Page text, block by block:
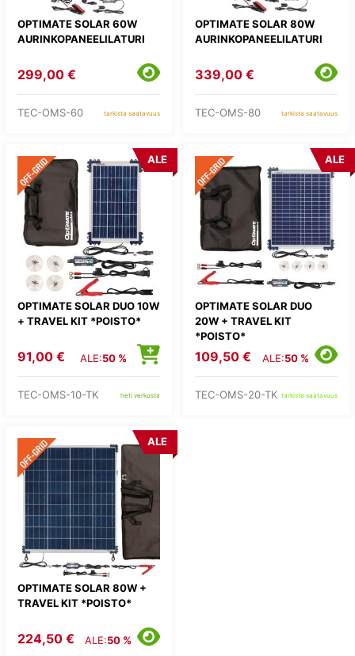
OPTIMATE SOLAR 60W
AURINKOPANEELILATURI
299,00 €
TEC-OMS-60 tarkista saatavuus
OPTIMATE SOLAR 80W
AURINKOPANEELILATURI
339,00 €
TEC-OMS-80 tarkista saatavuus
OPTIMATE SOLAR DUO 10W
+ TRAVEL KIT *POISTO*
ALE
91,00 € ALE:50 %
TEC-OMS-10-TK heti verkosta
OPTIMATE SOLAR DUO
20W + TRAVEL KIT
*POISTO*
ALE
109,50 € ALE:50 %
TEC-OMS-20-TK tarkista saatavuus
OPTIMATE SOLAR 80W +
TRAVEL KIT *POISTO*
ALE
224,50 € ALE:50 %